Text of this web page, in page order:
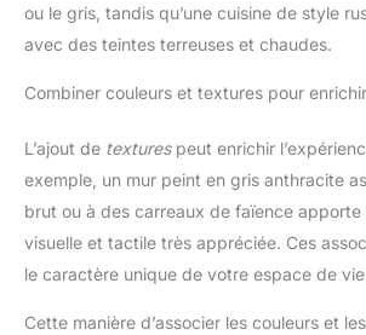
ou le gris, tandis qu’une cuisine de style
avec des teintes terreuses et chaudes.
Combiner couleurs et textures pour
L’ajout de texturespeut enrichir
exemple, un mur peint en gris anthracite
brut ou à des carreaux de faïence
visuelle et tactile très appréciée. Ces
le caractère unique de votre espace de
Cette manière d’associer les couleurs et